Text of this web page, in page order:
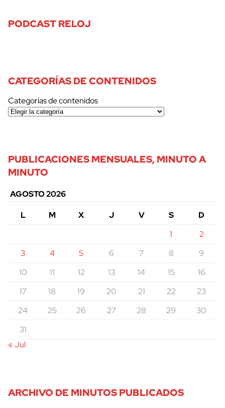
PODCAST RELOJ
CATEGORÍAS DE CONTENIDOS
Categorías de contenidos
PUBLICACIONES MENSUALES, MINUTO A
MINUTO
AGOSTO 2026
L
M X J V S
D
1
2
3
4 5 6 7 8
9
10
11 12 13 14 15
16
17
18 19 20 21 22
23
24
25 26 27 28 29
30
31
« Jul
ARCHIVO DE MINUTOS PUBLICADOS